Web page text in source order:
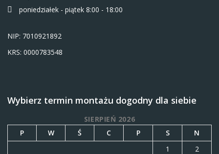
poniedziałek - piątek 8:00 - 18:00
NIP: 7010921892
KRS: 0000783548
Wybierz termin montażu dogodny dla siebie
SIERPIEŃ 2026
P
W Ś C P S
N
1
2